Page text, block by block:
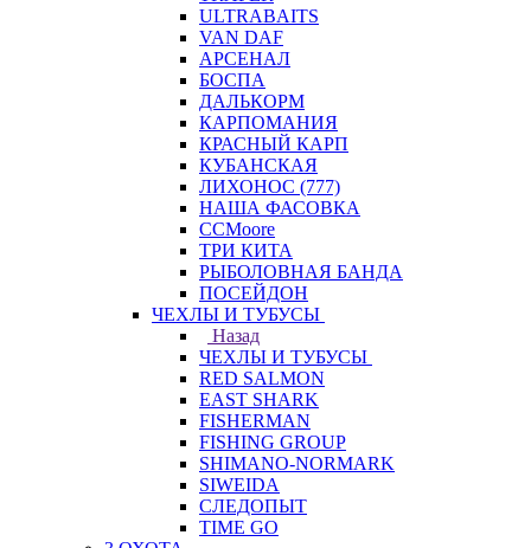
ULTRABAITS
VAN DAF
АРСЕНАЛ
БОСПА
ДАЛЬКОРМ
КАРПОМАНИЯ
КРАСНЫЙ КАРП
КУБАНСКАЯ
ЛИХОНОС (777)
НАША ФАСОВКА
СCMoore
ТРИ КИТА
РЫБОЛОВНАЯ БАНДА
ПОСЕЙДОН
ЧЕХЛЫ И ТУБУСЫ
Назад
ЧЕХЛЫ И ТУБУСЫ
RED SALMON
EAST SHARK
FISHERMAN
FISHING GROUP
SHIMANO-NORMARK
SIWEIDA
СЛЕДОПЫТ
TIME GO